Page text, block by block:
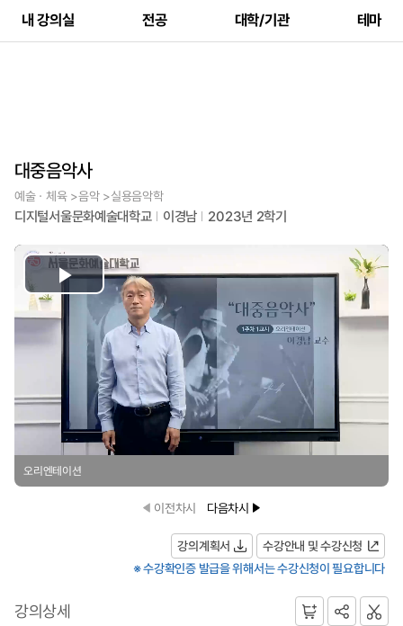
내 강의실 전공 대학/기관 테마
대중음악사
예술ㆍ체육 >음악 >실용음악학
디지털서울문화예술대학교 이경남 2023년 2학기
Play
Video
오리엔테이션
이전차시 다음차시
강의계획서
수강안내 및 수강신청
※ 수강확인증 발급을 위해서는 수강신청이 필요합니다
강의상세